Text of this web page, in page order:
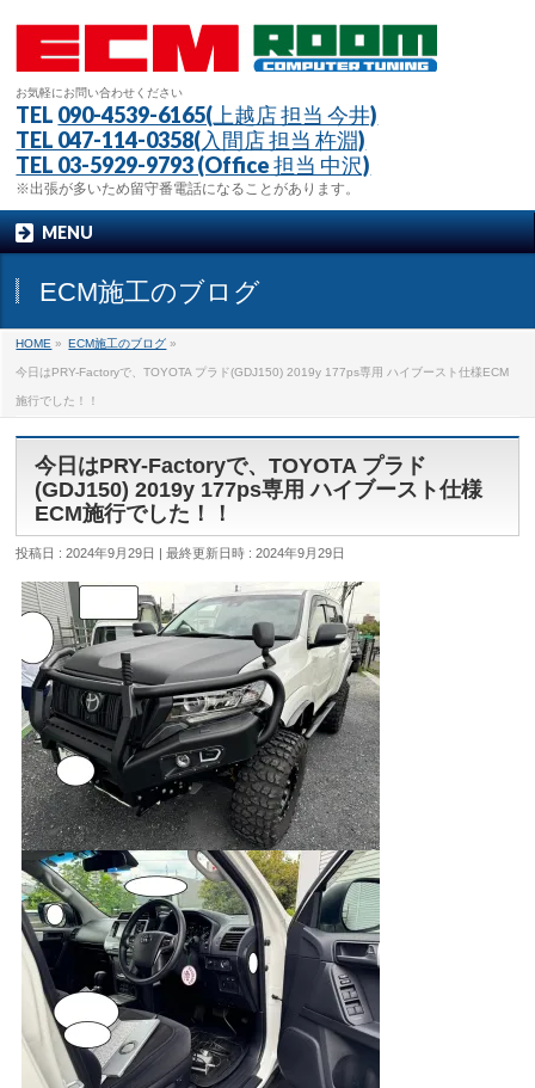
お気軽にお問い合わせください
TEL 090-4539-6165(上越店 担当 今井)
TEL 047-114-0358(入間店 担当 杵淵)
TEL 03-5929-9793 (Office 担当 中沢)
※出張が多いため留守番電話になることがあります。
MENU
ECM施工のブログ
HOME » ECM施工のブログ »
今日はPRY-Factoryで、TOYOTA プラド(GDJ150) 2019y 177ps専用 ハイブースト仕様ECM
施行でした！！
今日はPRY-Factoryで、TOYOTA プラド
(GDJ150) 2019y 177ps専用 ハイブースト仕様
ECM施行でした！！
投稿日 : 2024年9月29日 最終更新日時 : 2024年9月29日